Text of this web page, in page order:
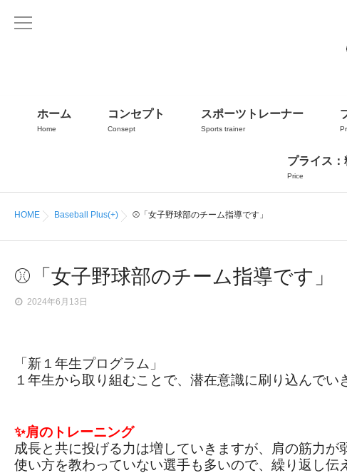
ホーム
Home
コンセプト
Consept
スポーツトレーナー
Sports trainer
プライス：
Price
HOME Baseball Plus(+) ⚾「女子野球部のチーム指導です」
⚾「女子野球部のチーム指導です」
2024年6月13日
「新１年生プログラム」
１年生から取り組むことで、潜在意識に刷り込んでい
✨肩のトレーニング
成長と共に投げる力は増していきますが、肩の筋力
使い方を教わっていない選手も多いので、繰り返し伝